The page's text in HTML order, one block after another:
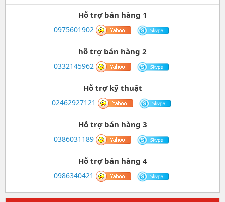
Hỗ trợ bán hàng 1
0975601902
hỗ trợ bán hàng 2
0332145962
Hỗ trợ kỹ thuật
02462927121
Hỗ trợ bán hàng 3
0386031189
Hỗ trợ bán hàng 4
0986340421